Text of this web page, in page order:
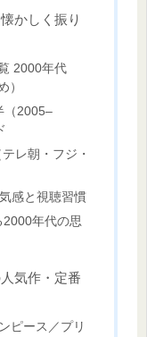
かしく振り
2000年代
）
（2005–
レ朝・フジ・
感と視聴習慣
2000年代の思
気作・定番
ピース／プリ